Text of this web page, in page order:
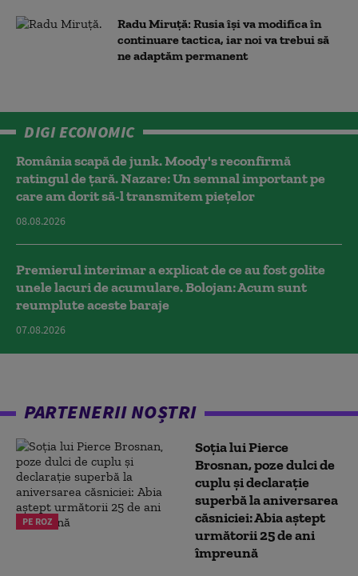
Radu Miruță: Rusia își va modifica în
continuare tactica, iar noi va trebui să
ne adaptăm permanent
DIGI ECONOMIC
România scapă de junk. Moody's reconfirmă
ratingul de țară. Nazare: Un semnal important pe
care am dorit să-l transmitem piețelor
08.08.2026
Premierul interimar a explicat de ce au fost golite
unele lacuri de acumulare. Bolojan: Acum sunt
reumplute aceste baraje
07.08.2026
PARTENERII NOȘTRI
PE ROZ
Soția lui Pierce
Brosnan, poze dulci de
cuplu și declarație
superbă la aniversarea
căsniciei: Abia aștept
următorii 25 de ani
împreună